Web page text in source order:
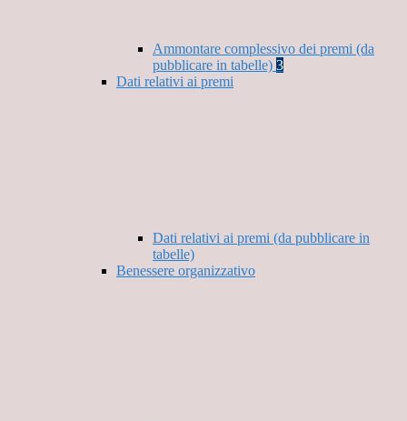
Ammontare complessivo dei premi (da
pubblicare in tabelle) 3
Dati relativi ai premi
Dati relativi ai premi (da pubblicare in
tabelle)
Benessere organizzativo